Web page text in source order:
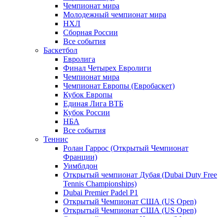
Чемпионат мира
Молодежный чемпионат мира
НХЛ
Сборная России
Все события
Баскетбол
Евролига
Финал Четырех Евролиги
Чемпионат мира
Чемпионат Европы (Евробаскет)
Кубок Европы
Единая Лига ВТБ
Кубок России
НБА
Все события
Теннис
Ролан Гаррос (Открытый Чемпионат
Франции)
Уимблдон
Открытый чемпионат Дубая (Dubai Duty Free
Tennis Championships)
Dubai Premier Padel P1
Открытый Чемпионат США (US Open)
Открытый Чемпионат США (US Open)